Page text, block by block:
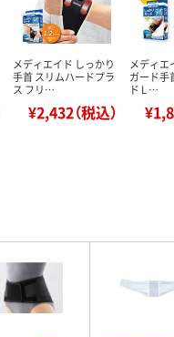
メディエイド しっかり
手首 スリムハードプラ
ス フリ…
¥2,432（税込）
メディエ
ガード手
ド L …